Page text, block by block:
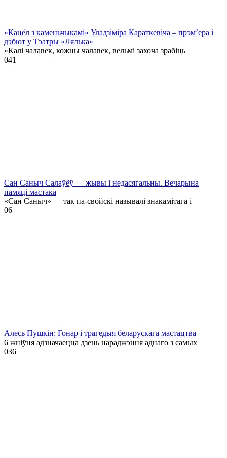
«Кацёл з каменьчыкамі» Уладзіміра Караткевіча – прэм’ера і
дэбют у Тэатры «Лялька»
«Калі чалавек, кожны чалавек, вельмі захоча зрабіць
041
Сан Саныч Салаўёў — жывы і недасягальны. Вечарына
памяці мастака
«Сан Саныч» — так па-свойскі называлі знакамітага і
06
Алесь Пушкін: Гонар і трагедыя беларускага мастацтва
6 жніўня адзначаецца дзень нараджэння аднаго з самых
036